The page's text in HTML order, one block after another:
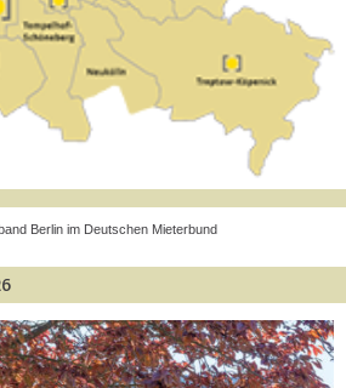
Berlin im Deutschen Mieterbund